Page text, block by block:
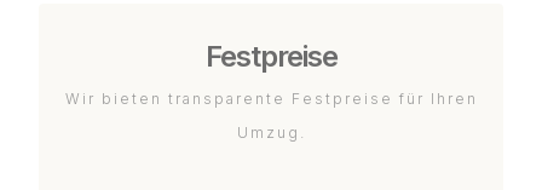
Festpreise
Wir bieten transparente Festpreise für Ihren
Umzug.